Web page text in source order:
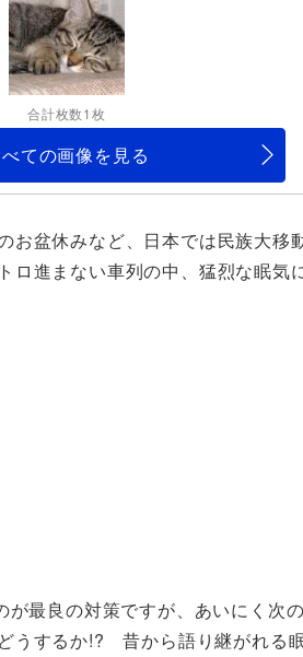
合計枚数1枚
ての画像を見る
盆休みなど、日本では民族大移
進まない車列の中、猛烈な眠気
最良の対策ですが、あいにく次
うするか!? 昔から語り継がれる